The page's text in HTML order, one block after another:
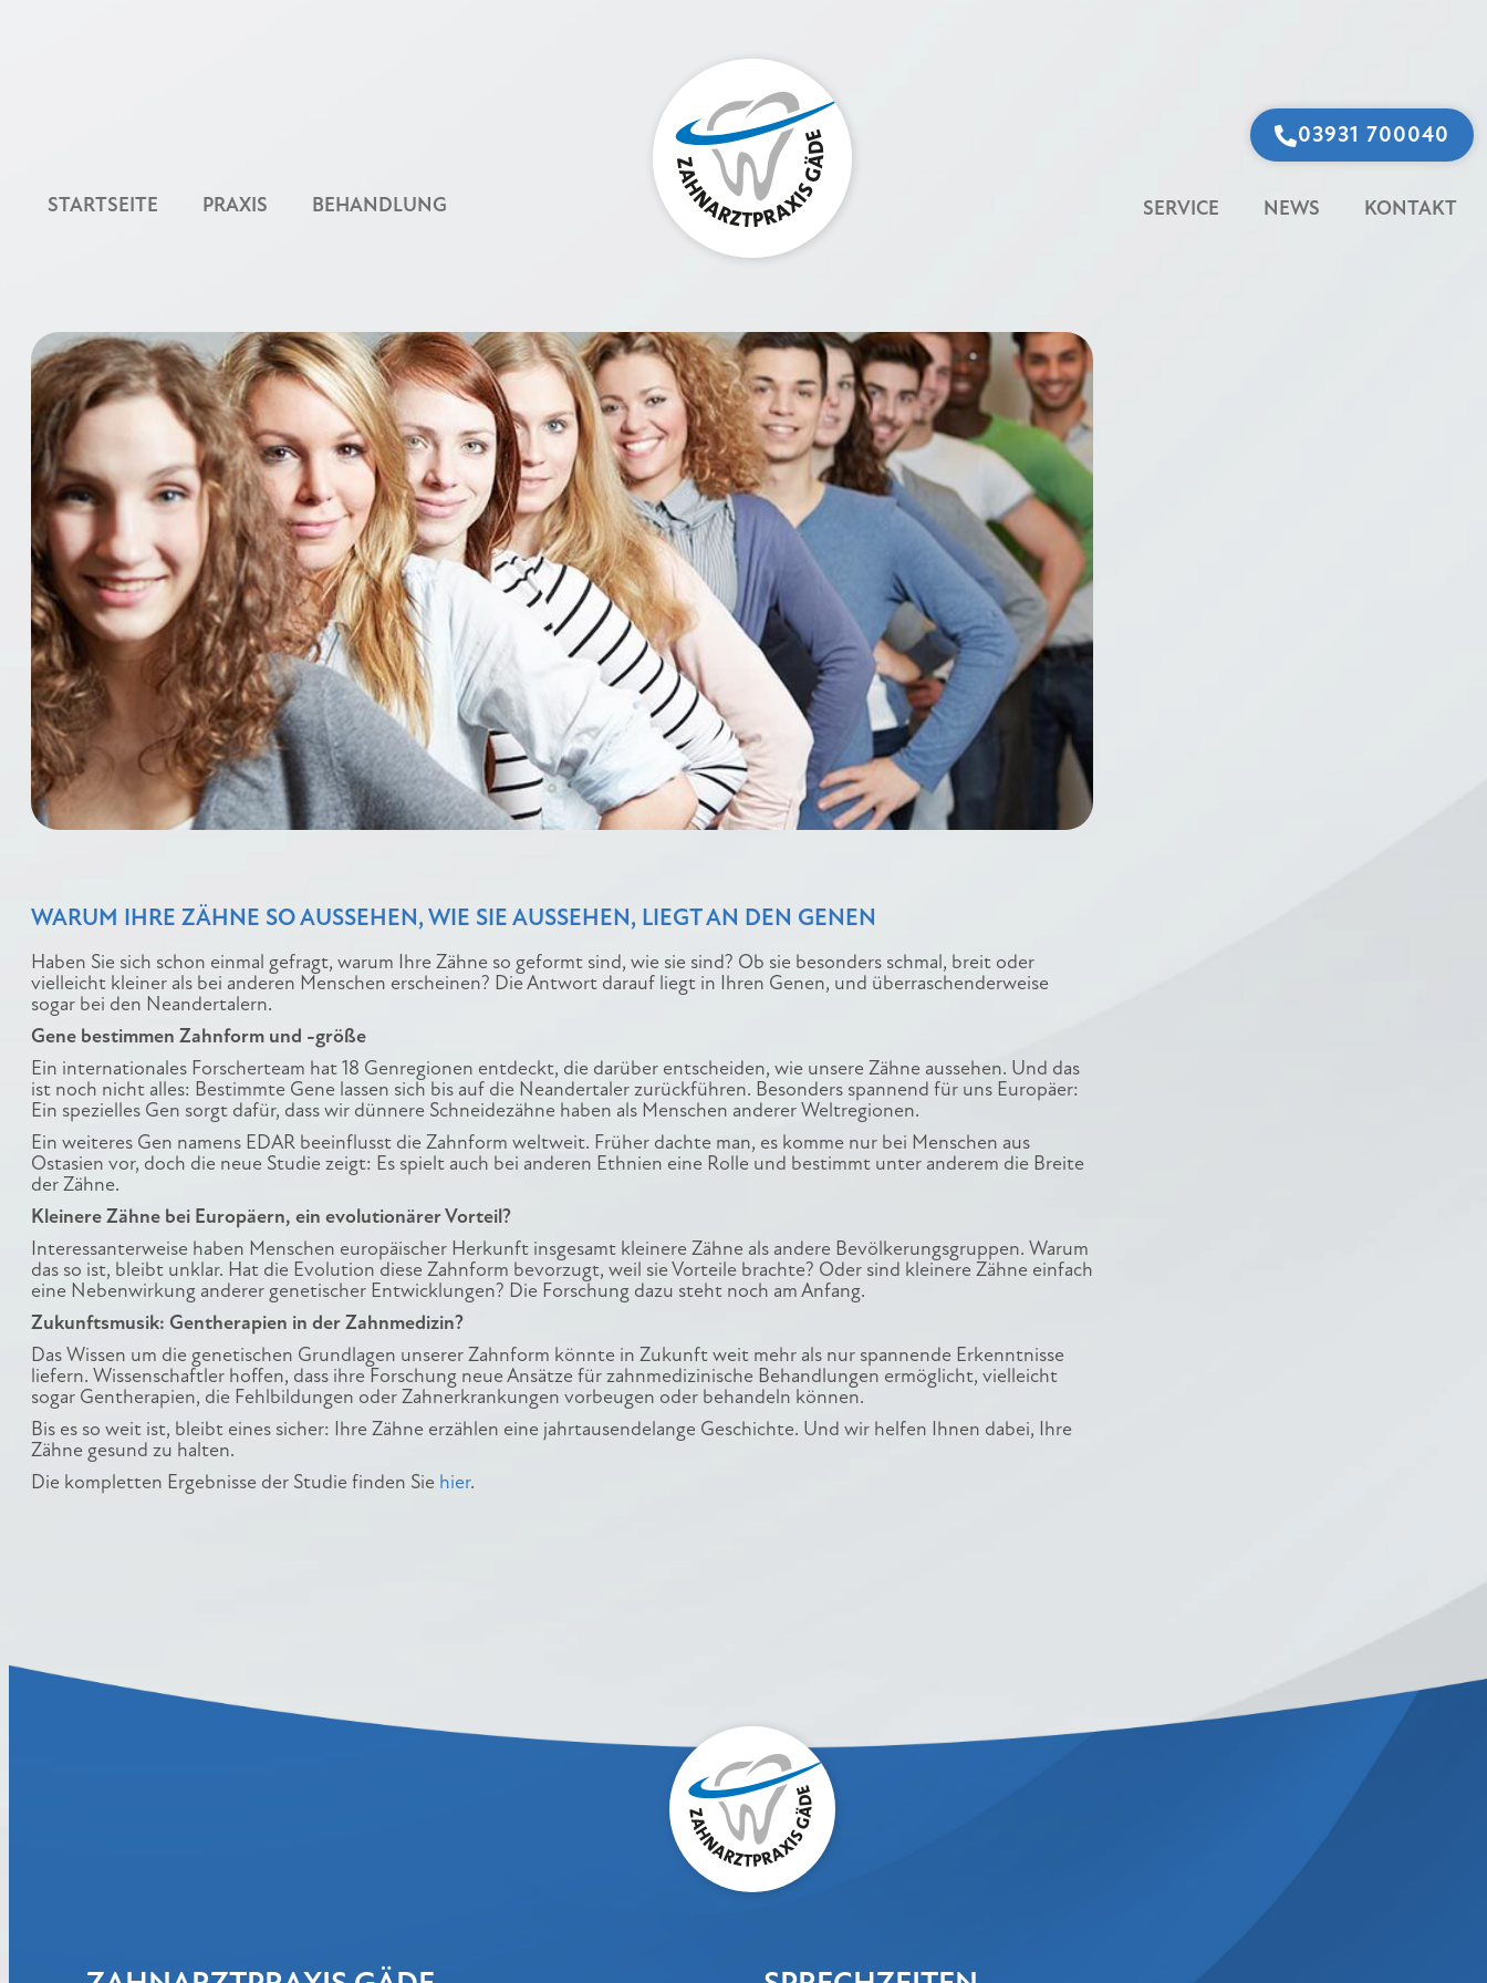
STARTSEITE PRAXIS BEHANDLUNG
03931 700040
SERVICE NEWS KONTAKT
WARUM IHRE ZÄHNE SO AUSSEHEN, WIE SIE AUSSEHEN, LIEGT AN DEN GENEN
Haben Sie sich schon einmal gefragt, warum Ihre Zähne so geformt sind, wie sie sind? Ob sie besonders schmal, breit oder
vielleicht kleiner als bei anderen Menschen erscheinen? Die Antwort darauf liegt in Ihren Genen, und überraschenderweise
sogar bei den Neandertalern.
Gene bestimmen Zahnform und -größe
Ein internationales Forscherteam hat 18 Genregionen entdeckt, die darüber entscheiden, wie unsere Zähne aussehen. Und das
ist noch nicht alles: Bestimmte Gene lassen sich bis auf die Neandertaler zurückführen. Besonders spannend für uns Europäer:
Ein spezielles Gen sorgt dafür, dass wir dünnere Schneidezähne haben als Menschen anderer Weltregionen.
Ein weiteres Gen namens EDAR beeinflusst die Zahnform weltweit. Früher dachte man, es komme nur bei Menschen aus
Ostasien vor, doch die neue Studie zeigt: Es spielt auch bei anderen Ethnien eine Rolle und bestimmt unter anderem die Breite
der Zähne.
Kleinere Zähne bei Europäern, ein evolutionärer Vorteil?
Interessanterweise haben Menschen europäischer Herkunft insgesamt kleinere Zähne als andere Bevölkerungsgruppen. Warum
das so ist, bleibt unklar. Hat die Evolution diese Zahnform bevorzugt, weil sie Vorteile brachte? Oder sind kleinere Zähne einfach
eine Nebenwirkung anderer genetischer Entwicklungen? Die Forschung dazu steht noch am Anfang.
Zukunftsmusik: Gentherapien in der Zahnmedizin?
Das Wissen um die genetischen Grundlagen unserer Zahnform könnte in Zukunft weit mehr als nur spannende Erkenntnisse
liefern. Wissenschaftler hoffen, dass ihre Forschung neue Ansätze für zahnmedizinische Behandlungen ermöglicht, vielleicht
sogar Gentherapien, die Fehlbildungen oder Zahnerkrankungen vorbeugen oder behandeln können.
Bis es so weit ist, bleibt eines sicher: Ihre Zähne erzählen eine jahrtausendelange Geschichte. Und wir helfen Ihnen dabei, Ihre
Zähne gesund zu halten.
Die kompletten Ergebnisse der Studie finden Sie hier.